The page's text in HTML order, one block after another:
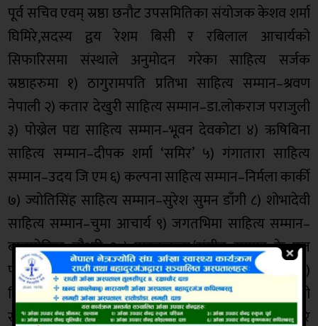
पूर्व सचिव एवम् स्रष्ठा छनौट उपसमितिका संयोजक केशव शर्मा
घिमिरे,सदस्य द्वय रेशम बिसी र रबिलाल आचार्यको
सिफारिसमा संस्थाले अनुमोदन गरेका साहित्य सर्जक
स्रष्ठाहरुमा १) ठागुरामपति प्रतिभा साहित्य सम्मान–श्रवण
नेपाली २) कतार देखुरी साहित्य सम्मान–डा.लोकराज पराजुली
३) पोख्रेल पद्य साहित्य सम्मान–भूवन देवकोटा ४) ऋषिबिना
साहित्य सम्मान–दीपक शर्मा ‘समिर’ ५) गंगातारा साहित्य
सम्मान–उदय जि एम ६) कल्पना साहित्य सम्मान–निर्मला कार्की
७) ज्योतिसिंह साहित्य सम्मान–सुरेश सुमन डाँगी ८) शोभादेवी
साहित्य सम्मान–चुमा आचार्य ९) जगतभिमा साहित्य सम्मान–
बालगोबिन्द चौधरी १०) पाठककला/संगीत सम्मान–के एल
पीडित ११) होत बिष्णु साहित्य सम्मान–हरि प्रसाद पाण्डेय १२)
खिमानन्द केशरा साहित्य सम्मान–सुष्मा शर्मा १३) रामरुपनी
साहित्य सम्मान–राधा गौतम १४) केदारत्न साहित्य सम्मान–हरि